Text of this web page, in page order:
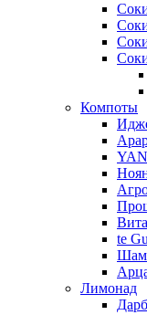
Компоты
YAN
te
Лимонад